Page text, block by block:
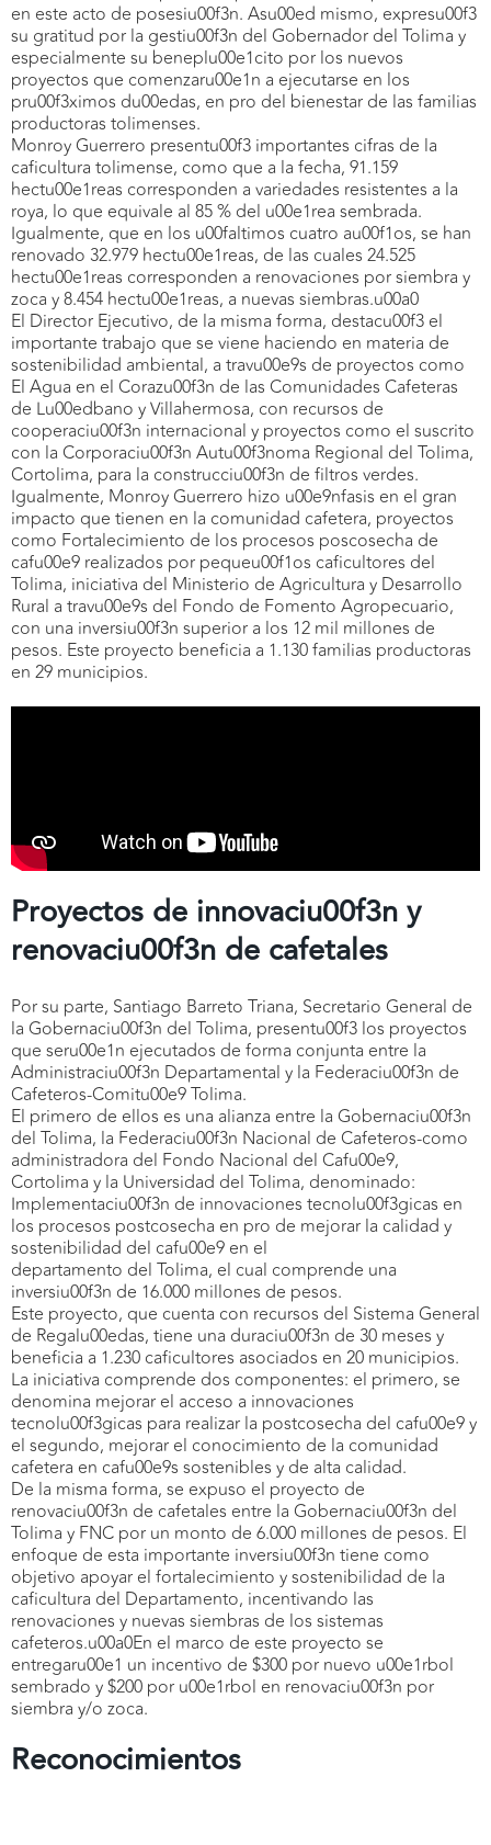
en este acto de posesiu00f3n. Asu00ed mismo, expresu00f3
su gratitud por la gestiu00f3n del Gobernador del Tolima y
especialmente su beneplu00e1cito por los nuevos
proyectos que comenzaru00e1n a ejecutarse en los
pru00f3ximos du00edas, en pro del bienestar de las familias
productoras tolimenses.
Monroy Guerrero presentu00f3 importantes cifras de la
caficultura tolimense, como que a la fecha, 91.159
hectu00e1reas corresponden a variedades resistentes a la
roya, lo que equivale al 85 % del u00e1rea sembrada.
Igualmente, que en los u00faltimos cuatro au00f1os, se han
renovado 32.979 hectu00e1reas, de las cuales 24.525
hectu00e1reas corresponden a renovaciones por siembra y
zoca y 8.454 hectu00e1reas, a nuevas siembras.u00a0
El Director Ejecutivo, de la misma forma, destacu00f3 el
importante trabajo que se viene haciendo en materia de
sostenibilidad ambiental, a travu00e9s de proyectos como
El Agua en el Corazu00f3n de las Comunidades Cafeteras
de Lu00edbano y Villahermosa, con recursos de
cooperaciu00f3n internacional y proyectos como el suscrito
con la Corporaciu00f3n Autu00f3noma Regional del Tolima,
Cortolima, para la construcciu00f3n de filtros verdes.
Igualmente, Monroy Guerrero hizo u00e9nfasis en el gran
impacto que tienen en la comunidad cafetera, proyectos
como Fortalecimiento de los procesos poscosecha de
cafu00e9 realizados por pequeu00f1os caficultores del
Tolima, iniciativa del Ministerio de Agricultura y Desarrollo
Rural a travu00e9s del Fondo de Fomento Agropecuario,
con una inversiu00f3n superior a los 12 mil millones de
pesos. Este proyecto beneficia a 1.130 familias productoras
en 29 municipios.
Proyectos de innovaciu00f3n y
renovaciu00f3n de cafetales
Por su parte, Santiago Barreto Triana, Secretario General de
la Gobernaciu00f3n del Tolima, presentu00f3 los proyectos
que seru00e1n ejecutados de forma conjunta entre la
Administraciu00f3n Departamental y la Federaciu00f3n de
Cafeteros-Comitu00e9 Tolima.
El primero de ellos es una alianza entre la Gobernaciu00f3n
del Tolima, la Federaciu00f3n Nacional de Cafeteros-como
administradora del Fondo Nacional del Cafu00e9,
Cortolima y la Universidad del Tolima, denominado:
Implementaciu00f3n de innovaciones tecnolu00f3gicas en
los procesos postcosecha en pro de mejorar la calidad y
sostenibilidad del cafu00e9 en el
departamento del Tolima, el cual comprende una
inversiu00f3n de 16.000 millones de pesos.
Este proyecto, que cuenta con recursos del Sistema General
de Regalu00edas, tiene una duraciu00f3n de 30 meses y
beneficia a 1.230 caficultores asociados en 20 municipios.
La iniciativa comprende dos componentes: el primero, se
denomina mejorar el acceso a innovaciones
tecnolu00f3gicas para realizar la postcosecha del cafu00e9 y
el segundo, mejorar el conocimiento de la comunidad
cafetera en cafu00e9s sostenibles y de alta calidad.
De la misma forma, se expuso el proyecto de
renovaciu00f3n de cafetales entre la Gobernaciu00f3n del
Tolima y FNC por un monto de 6.000 millones de pesos. El
enfoque de esta importante inversiu00f3n tiene como
objetivo apoyar el fortalecimiento y sostenibilidad de la
caficultura del Departamento, incentivando las
renovaciones y nuevas siembras de los sistemas
cafeteros.u00a0En el marco de este proyecto se
entregaru00e1 un incentivo de $300 por nuevo u00e1rbol
sembrado y $200 por u00e1rbol en renovaciu00f3n por
siembra y/o zoca.
Reconocimientos